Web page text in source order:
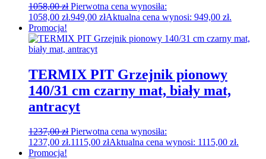
1058,00zł Pierwotna cena wynosiła:
1058,00 zł.949,00 złAktualna cena wynosi: 949,00 zł.
Promocja!
TERMIX PIT Grzejnik pionowy
140/31 cm czarny mat, biały mat,
antracyt
1237,00zł Pierwotna cena wynosiła:
1237,00 zł.1115,00 złAktualna cena wynosi: 1115,00 zł.
Promocja!